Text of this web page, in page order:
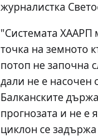
журналистка
"Системата ХААРП
точка на земното
потоп не започна
дали не е
Балканските
прогнозата и не е
циклон се